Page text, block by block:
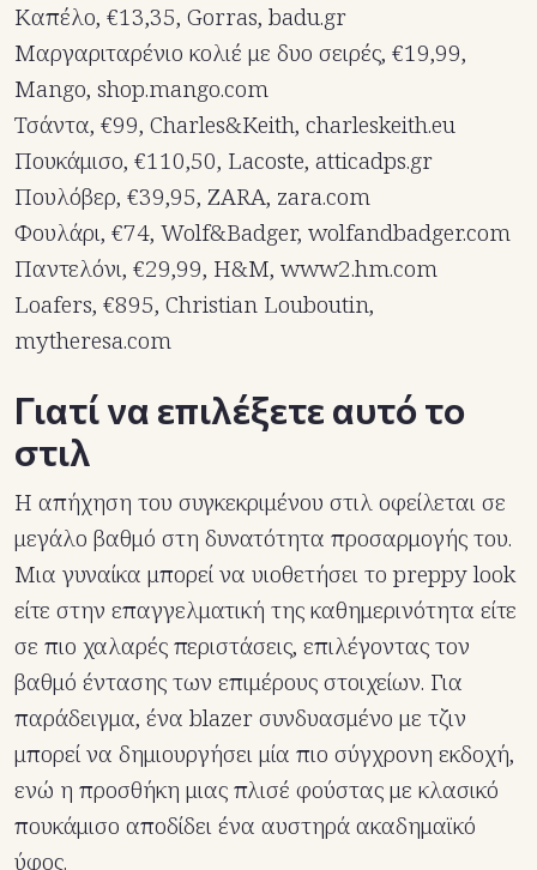
Καπέλο, €13,35, Gorras, badu.gr
Μαργαριταρένιο κολιέ με δυο σειρές, €19,99,
Mango, shop.mango.com
Τσάντα, €99, Charles&Keith, charleskeith.eu
Πουκάμισο, €110,50, Lacoste, atticadps.gr
Πουλόβερ, €39,95, ZARA, zara.com
Φουλάρι, €74, Wolf&Badger, wolfandbadger.com
Παντελόνι, €29,99, H&M, www2.hm.com
Loafers, €895, Christian Louboutin,
mytheresa.com
Γιατί να επιλέξετε αυτό το
στιλ
Η απήχηση του συγκεκριμένου στιλ οφείλεται σε
μεγάλο βαθμό στη δυνατότητα προσαρμογής του.
Μια γυναίκα μπορεί να υιοθετήσει το preppy look
είτε στην επαγγελματική της καθημερινότητα είτε
σε πιο χαλαρές περιστάσεις, επιλέγοντας τον
βαθμό έντασης των επιμέρους στοιχείων. Για
παράδειγμα, ένα blazer συνδυασμένο με τζιν
μπορεί να δημιουργήσει μία πιο σύγχρονη εκδοχή,
ενώ η προσθήκη μιας πλισέ φούστας με κλασικό
πουκάμισο αποδίδει ένα αυστηρά ακαδημαϊκό
ύφος.